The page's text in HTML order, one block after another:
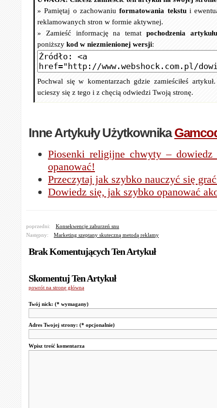
» Pamiętaj o zachowaniuformatowania tekstui
reklamowanych stron w formie aktywnej.
» Zamieść informację na temat pochodzenia artykułu
poniższy kod w niezmienionej wersji:
Pochwal się w komentarzach gdzie zamieściłeś
ucieszy się z tego i z chęcią odwiedzi Twoją stronę.
Inne Artykuły Użytkownika
Piosenki religijne chwyty –
opanować!
Przeczytaj jak szybko nauczyć się
Dowiedz się, jak szybko opanować
poprzedni:
Konsekwencje zaburzeń snu
Następny:
Marketing szeptany skuteczną metodą reklamy
Brak Komentujących Ten Artykuł
Skomentuj Ten Artykuł
powrót na stronę główną
Twój nick: (* wymagany)
Adres Twojej strony: (* opcjonalnie)
Wpisz treść komentarza